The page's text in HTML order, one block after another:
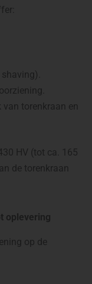
torenkraan en
HV (tot ca. 165
de torenkraan
oplevering
op de